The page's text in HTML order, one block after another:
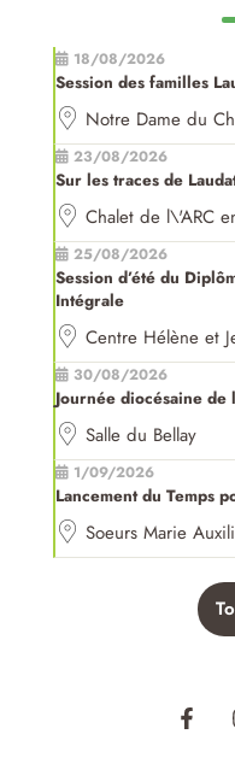
18/08/2026
Session des familles
Notre Dame du
23/08/2026
Sur les traces de
Chalet de l\'ARC
25/08/2026
Session d’été du
Intégrale
Centre Hélène et
30/08/2026
Journée diocésaine
Salle du Bellay
1/09/2026
Lancement du Temps
Soeurs Marie